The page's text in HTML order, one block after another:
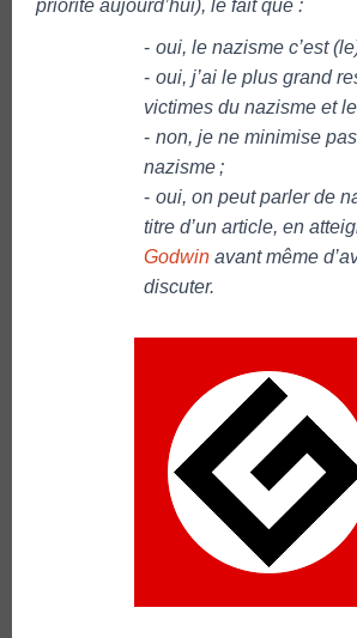
priorité aujourd’hui), le fait que :
oui, le nazisme c’est
oui, j’ai le plus grand
victimes du nazisme et
non, je ne minimise
nazisme ;
oui, on peut parler de
titre d’un article, en
Godwin avant même
discuter.